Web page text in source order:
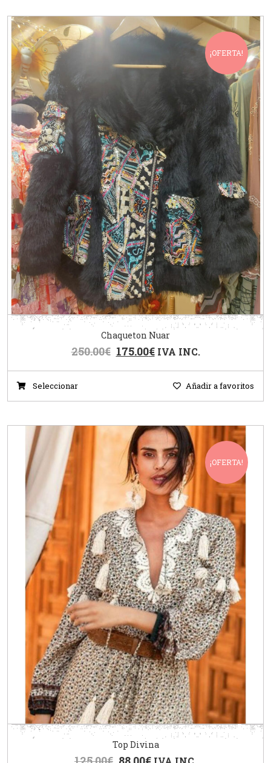
¡OFERTA!
Chaqueton Nuar
250.00€ 175.00€ IVA INC.
Seleccionar Añadir a favoritos
¡OFERTA!
Top Divina